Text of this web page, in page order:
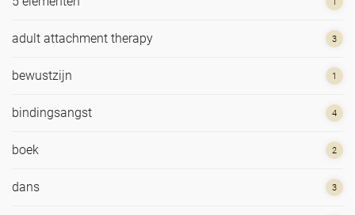
adult attachment therapy 3
bewustzijn 1
bindingsangst 4
boek 2
dans 3